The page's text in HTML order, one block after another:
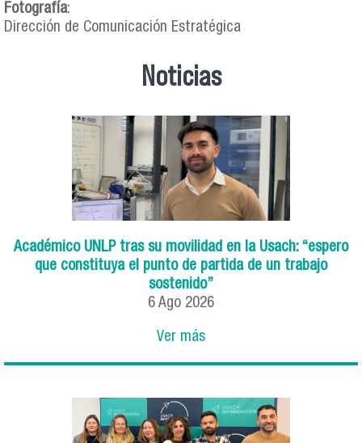
Fotografía:
Dirección de Comunicación Estratégica
Noticias
Académico UNLP tras su movilidad en la Usach: “espero
que constituya el punto de partida de un trabajo
sostenido”
6 Ago 2026
Ver más